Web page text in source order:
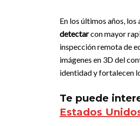
En los últimos años,
detectarcon mayor
inspección remota de
imágenes en 3D del
identidad y fortalecen
Te puede
Estados